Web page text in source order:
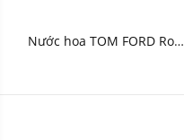
Nước hoa TOM FORD Rose